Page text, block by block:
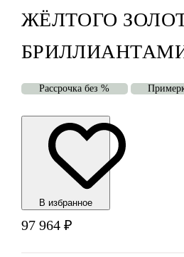
ЖЁЛТОГО
БРИЛЛИАНТАМИ
Рассрочка без %
В избранноe
97 964 ₽